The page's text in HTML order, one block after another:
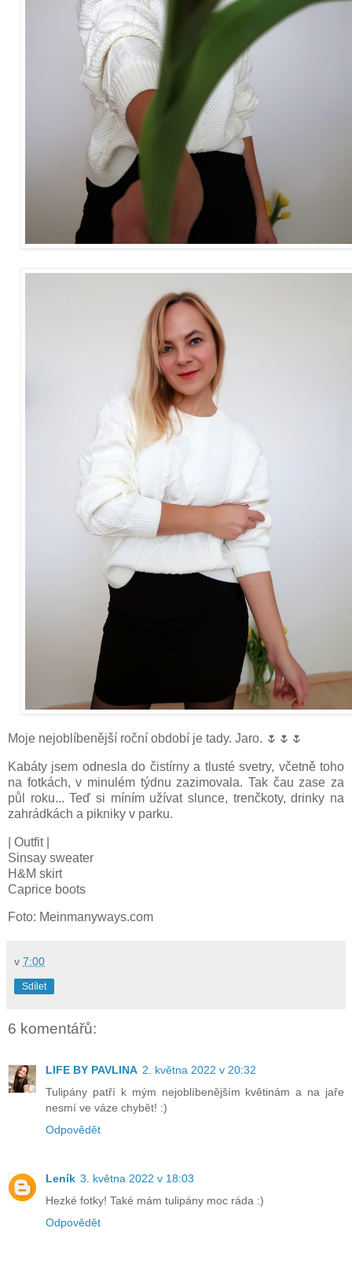
Moje nejoblíbenější roční období je tady. Jaro. 🌷🌷🌷
Kabáty jsem odnesla do čistírny a tlusté svetry, včetně toho
na fotkách, v minulém týdnu zazimovala. Tak čau zase za
půl roku... Teď si míním užívat slunce, trenčkoty, drinky na
zahrádkách a pikniky v parku.
| Outfit |
Sinsay sweater
H&M skirt
Caprice boots
Foto: Meinmanyways.com
v 7:00
Sdílet
6 komentářů:
LIFE BY PAVLINA 2. května 2022 v 20:32
Tulipány patří k mým nejoblíbenějším květinám a na jaře
nesmí ve váze chybět! :)
Odpovědět
Leník 3. května 2022 v 18:03
Hezké fotky! Také mám tulipány moc ráda :)
Odpovědět